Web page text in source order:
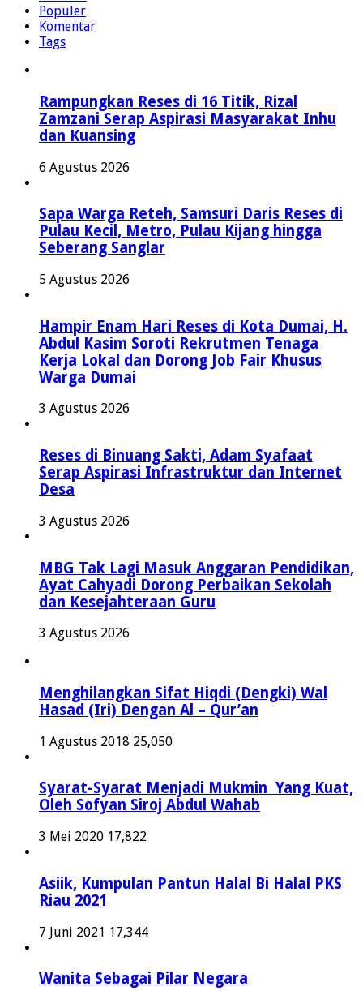
Populer
Komentar
Tags
Rampungkan Reses di 16 Titik, Rizal
Zamzani Serap Aspirasi Masyarakat Inhu
dan Kuansing
6 Agustus 2026
Sapa Warga Reteh, Samsuri Daris Reses di
Pulau Kecil, Metro, Pulau Kijang hingga
Seberang Sanglar
5 Agustus 2026
Hampir Enam Hari Reses di Kota Dumai, H.
Abdul Kasim Soroti Rekrutmen Tenaga
Kerja Lokal dan Dorong Job Fair Khusus
Warga Dumai
3 Agustus 2026
Reses di Binuang Sakti, Adam Syafaat
Serap Aspirasi Infrastruktur dan Internet
Desa
3 Agustus 2026
MBG Tak Lagi Masuk Anggaran Pendidikan,
Ayat Cahyadi Dorong Perbaikan Sekolah
dan Kesejahteraan Guru
3 Agustus 2026
Menghilangkan Sifat Hiqdi (Dengki) Wal
Hasad (Iri) Dengan Al – Qur’an
1 Agustus 2018 25,050
Syarat-Syarat Menjadi Mukmin Yang Kuat,
Oleh Sofyan Siroj Abdul Wahab
3 Mei 2020 17,822
Asiik, Kumpulan Pantun Halal Bi Halal PKS
Riau 2021
7 Juni 2021 17,344
Wanita Sebagai Pilar Negara